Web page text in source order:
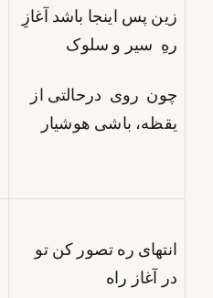
زین پس اینجا باشد آغازِ
رهِ سیر و سلوک
چون روی درحالتی از
یقظه، باشی هوشیار
انتهای ره تصور کن تو
در آغاز راه